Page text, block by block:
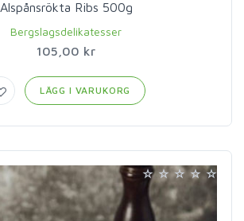
Alspånsrökta Ribs 500g
Bergslagsdelikatesser
105,00 kr
LÄGG I VARUKORG